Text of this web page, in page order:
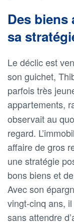
Des
sa
Le déclic est
son guichet,
parfois très
appartements,
observait au
regard.
affaire de gros
une stratégie
bons biens et
Avec son
vingt-cinq ans,
sans attendre